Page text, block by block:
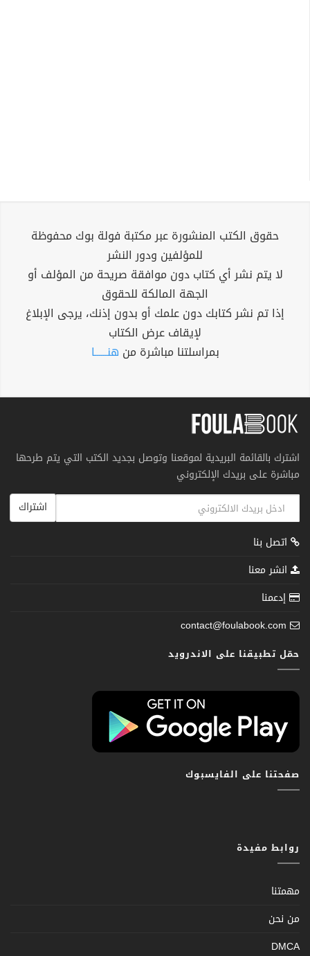
حقوق الكتب المنشورة عبر مكتبة فولة بوك محفوظة
للمؤلفين ودور النشر
لا يتم نشر أي كتاب دون موافقة صريحة من المؤلف أو
الجهة المالكة للحقوق
إذا تم نشر كتابك دون علمك أو بدون إذنك، يرجى الإبلاغ
لإيقاف عرض الكتاب
بمراسلتنا مباشرة من هنــــــا
اشترك بالقائمة البريدية لموقعنا وتوصل بجديد الكتب التي يتم طرحها
مباشرة على بريدك الإلكتروني
اشتراك
اتصل بنا
انشر معنا
إدعمنا
contact@foulabook.com
حمّل تطبيقنا على الاندرويد
صفحتنا على الفايسبوك
روابط مفيدة
مهمتنا
من نحن
DMCA